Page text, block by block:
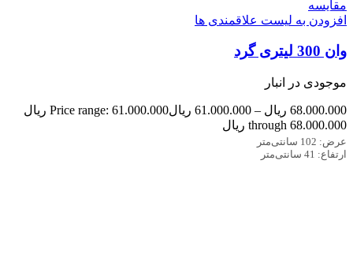
مقایسه
افزودن به لیست علاقمندی ها
وان 300 لیتری گرد
موجودی در انبار
68.000.000 ریال –
61.000.000 ریال
Price range: 61.000.000 ریال
through 68.000.000 ریال
عرض: 102 سانتی‌متر
ارتفاع: 41 سانتی‌متر